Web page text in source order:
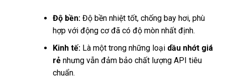
Độ bền:Độ bền nhiệt tốt, chống bay hơi, phù
hợp với động cơ đã có độ mòn nhất định.
Kinh tế:Là một trong những loại dầu nhớt giá
rẻnhưng vẫn đảm bảo chất lượng API tiêu
chuẩn.